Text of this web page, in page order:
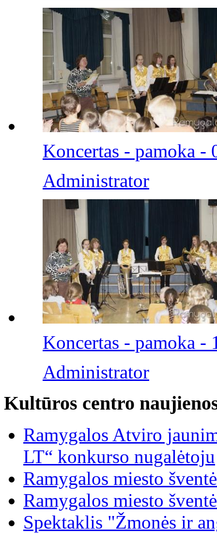
Koncertas - pamoka -
Administrator
Koncertas - pamoka -
Administrator
Kultūros centro
Ramygalos Atviro
LT“ konkurso nugalėtoju
Ramygalos miesto šventė
Ramygalos miesto šventė
Spektaklis "Žmonės ir